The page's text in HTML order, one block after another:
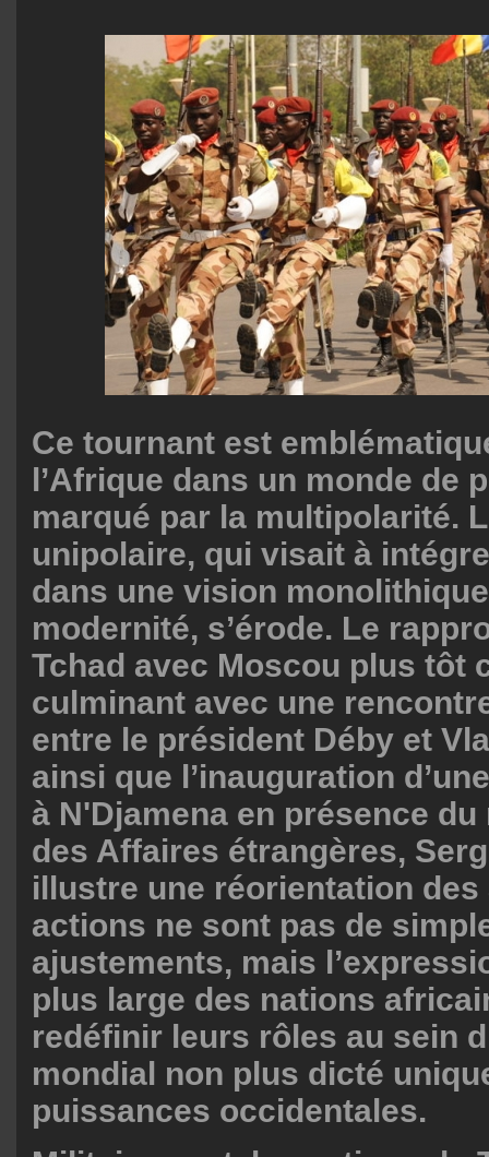
Ce tournant est
l’Afrique dans un monde de
marqué par la multipolarité.
unipolaire, qui visait à
dans une vision
modernité, s’érode. Le
Tchad avec Moscou plus tôt
culminant avec une
entre le président Déby et
ainsi que l’inauguration
à N'Djamena en présence
des Affaires étrangères,
illustre une réorientation des
actions ne sont pas de
ajustements, mais
plus large des nations
redéfinir leurs rôles au sein
mondial non plus dicté
puissances occidentales.